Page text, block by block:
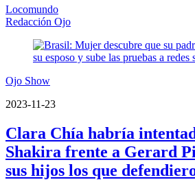
Locomundo
Redacción Ojo
Ojo Show
2023-11-23
Clara Chía habría
Shakira frente a Gerard
sus hijos los que